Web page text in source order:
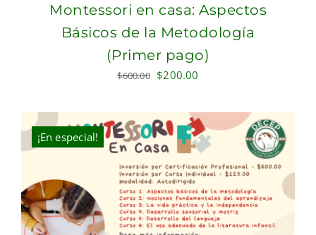
Montessori en casa: Aspectos
Básicos de la Metodología
(Primer pago)
$600.00 Original
was:
$600.00.
$200.00
is:
$200.00.
¡En especial!